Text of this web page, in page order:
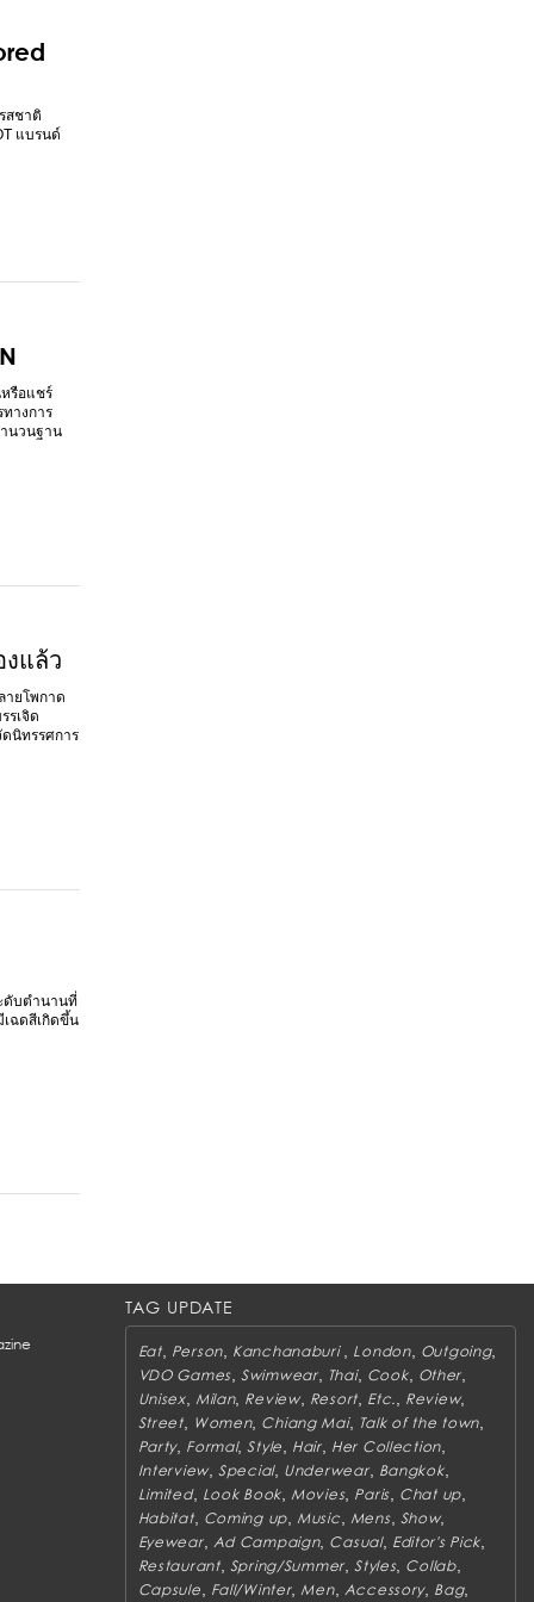
สชาติ
แบรนด์
รือแชร์
างการ
ำนวนฐาน
แล้ว
ายโพกาด
รเจิด
นิทรรศการ
ดับตำนานที่
ฉดสีเกิดขึ้น
TAG UPDATE
Eat, Person Kanchanaburi London, Outgoing,
VDO Games, Swimwear, Thai, Cook, Other
Unisex, Milan, Review, Resort Etc. Review,
Street, Women, Chiang Mai, Talk of the town
Party, Formal,Style Hair, Her Collection
Interview, Special, Underwear, Bangkok,
Limited, Look Book Movies, Paris, Chat up
Habitat, Coming up Music Mens, Show,
Eyewear, Ad Campaign, Casual, Editor's Pick
Restaurant, Spring/Summer ,Styles, Collab,
Capsule Fall/Winter, Men, Accessory, Bag,